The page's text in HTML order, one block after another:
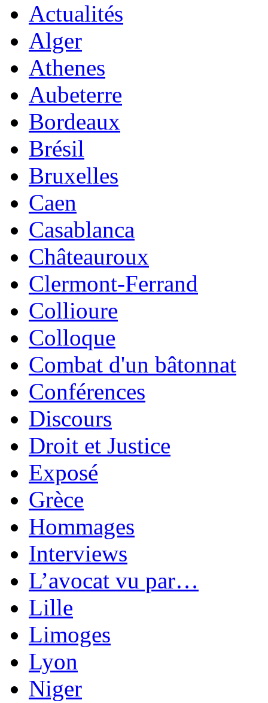
Actualités
Alger
Athenes
Aubeterre
Bordeaux
Brésil
Bruxelles
Caen
Casablanca
Châteauroux
Clermont-Ferrand
Collioure
Colloque
Combat d'un bâtonnat
Conférences
Discours
Droit et Justice
Exposé
Grèce
Hommages
Interviews
L’avocat vu par…
Lille
Limoges
Lyon
Niger